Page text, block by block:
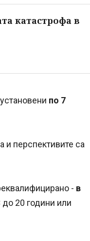
катастрофа в
по 7
и перспективите са
- в
20 години или